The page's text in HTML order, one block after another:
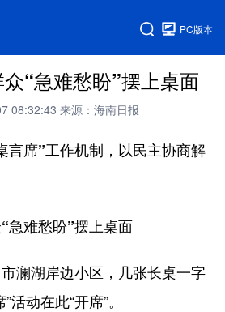
PC版本
“急难愁盼”摆上桌面
08:32:43 来源：海南日报
席”工作机制，以民主协商解
难愁盼”摆上桌面
湖岸边小区，几张长桌一字
动在此“开席”。